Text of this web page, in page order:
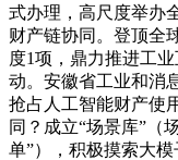
式办理，高尺度举办
财产链协同。登顶全
度1项，鼎力推进工
动。安徽省工业和消
抢占人工智能财产使
同？成立“场景库”（
单”），积极摸索大